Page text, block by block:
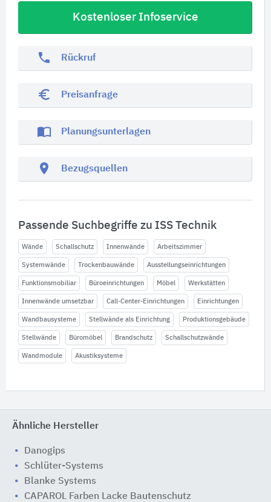
Kostenloser Infoservice
phone Rückruf
euro_symbol Preisanfrage
import_contacts Planungsunterlagen
location_on Bezugsquellen
Passende Suchbegriffe zu ISS Technik
Wände Schallschutz Innenwände Arbeitszimmer
Systemwände Trockenbauwände Ausstellungseinrichtungen
Funktionsmobiliar Büroeinrichtungen Möbel Werkstätten
Innenwände umsetzbar Call-Center-Einrichtungen Einrichtungen
Wandbausysteme Stellwände als Einrichtung Produktionsgebäude
Stellwände Büromöbel Brandschutz Schallschutzwände
Wandmodule Akustiksysteme
Ähnliche Hersteller
Danogips
Schlüter-Systems
Blanke Systems
CAPAROL Farben Lacke Bautenschutz